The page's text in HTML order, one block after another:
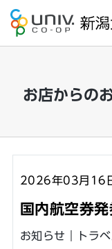
お店からの
2026年03月16
国内航空券
お知らせ｜トラ